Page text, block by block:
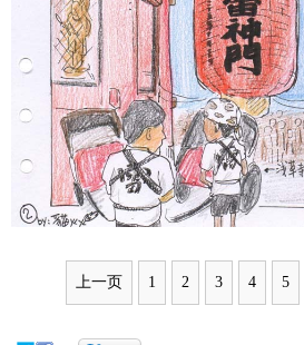
上一页 1 2 3 4 5